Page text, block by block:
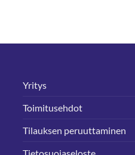
Yritys
Toimitusehdot
Tilauksen peruuttaminen